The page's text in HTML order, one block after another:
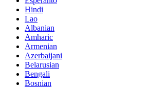
Hindi
Lao
Albanian
Amharic
Armenian
Azerbaijani
Belarusian
Bengali
Bosnian